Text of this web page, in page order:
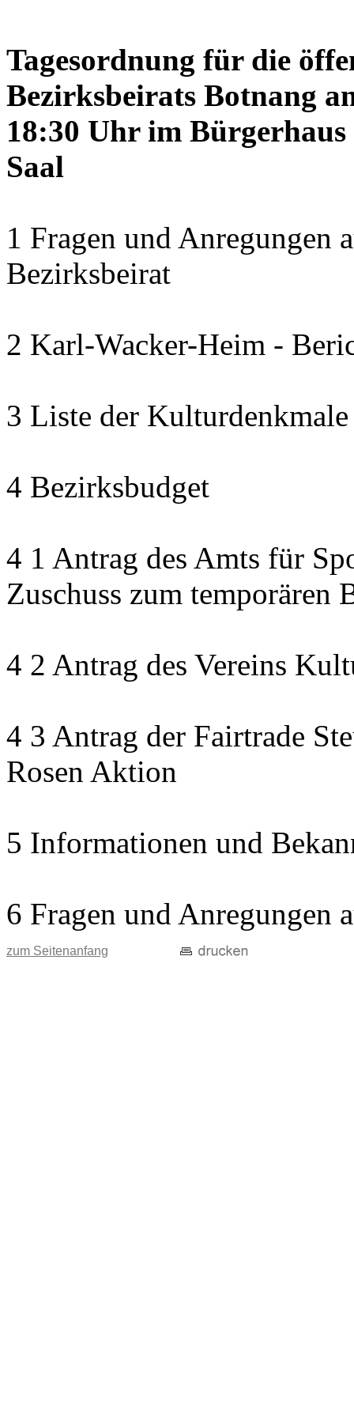
Tagesordnung für die
Bezirksbeirats Botnang
18:30 Uhr im
Saal
1 Fragen und Anregungen
Bezirksbeirat
2 Karl-Wacker-Heim -
3 Liste der
4 Bezirksbudget
4 1 Antrag des Amts für
Zuschuss zum temporären
4 2 Antrag des Vereins
4 3 Antrag der Fairtrade
Rosen Aktion
5 Informationen und
6 Fragen und Anregungen
zum Seitenanfang